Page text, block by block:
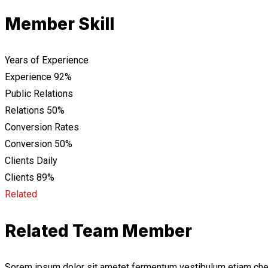
Member Skill
Years of Experience
Experience 92%
Public Relations
Relations 50%
Conversion Rates
Conversion 50%
Clients Daily
Clients 89%
Related
Related Team Member